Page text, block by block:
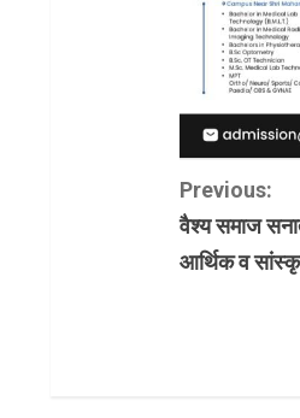
C
o
Previous:
वैश्य समाज
आर्थिक व